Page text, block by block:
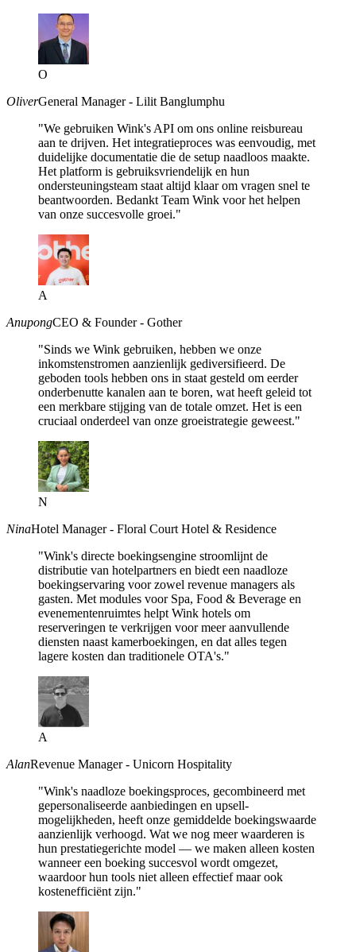
O
OliverGeneral Manager - Lilit Banglumphu
"We gebruiken Wink's API om ons online reisbureau
aan te drijven. Het integratieproces was eenvoudig, met
duidelijke documentatie die de setup naadloos maakte.
Het platform is gebruiksvriendelijk en hun
ondersteuningsteam staat altijd klaar om vragen snel te
beantwoorden. Bedankt Team Wink voor het helpen
van onze succesvolle groei."
A
AnupongCEO & Founder - Gother
"Sinds we Wink gebruiken, hebben we onze
inkomstenstromen aanzienlijk gediversifieerd. De
geboden tools hebben ons in staat gesteld om eerder
onderbenutte kanalen aan te boren, wat heeft geleid tot
een merkbare stijging van de totale omzet. Het is een
cruciaal onderdeel van onze groeistrategie geweest."
N
NinaHotel Manager - Floral Court Hotel & Residence
"Wink's directe boekingsengine stroomlijnt de
distributie van hotelpartners en biedt een naadloze
boekingservaring voor zowel revenue managers als
gasten. Met modules voor Spa, Food & Beverage en
evenementenruimtes helpt Wink hotels om
reserveringen te verkrijgen voor meer aanvullende
diensten naast kamerboekingen, en dat alles tegen
lagere kosten dan traditionele OTA's."
A
AlanRevenue Manager - Unicorn Hospitality
"Wink's naadloze boekingsproces, gecombineerd met
gepersonaliseerde aanbiedingen en upsell-
mogelijkheden, heeft onze gemiddelde boekingswaarde
aanzienlijk verhoogd. Wat we nog meer waarderen is
hun prestatiegerichte model — we maken alleen kosten
wanneer een boeking succesvol wordt omgezet,
waardoor hun tools niet alleen effectief maar ook
kostenefficiënt zijn."